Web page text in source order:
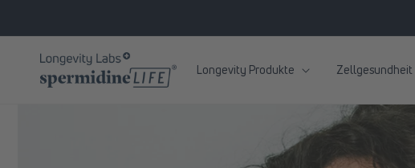
Inhalt
Longevity Produkte Zellgesundheit